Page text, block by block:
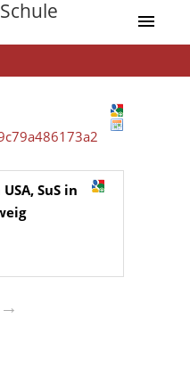
SuS in
→